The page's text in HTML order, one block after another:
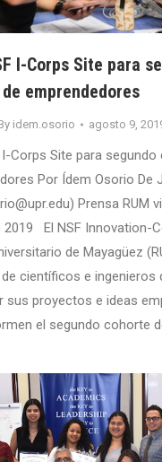
I-Corps Site para
emprendedores
idem.osorio agosto 9,
Corps Site para segundo
Por Ídem Osorio De
Prensa RUM
El NSF Innovation-
de Mayagüez
científicos e ingenieros
sus proyectos e ideas
el segundo cohorte